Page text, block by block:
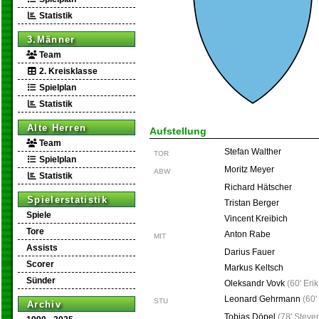
Statistik
3.Männer
Team
2. Kreisklasse
Spielplan
Statistik
Alte Herren
Team
Spielplan
Statistik
Spielerstatistik
Spiele
Tore
Assists
Scorer
Sünder
Archiv
Aufstellung
TOR Stefan Walther
ABW
Moritz Meyer
Richard Hätscher
Tristan Berger
Vincent Kreibich
MIT
Anton Rabe
Darius Fauer
Markus Keltsch
Oleksandr Vovk (60'
STU Leonard Gehrmann (60'
Tobias Döpel (78'